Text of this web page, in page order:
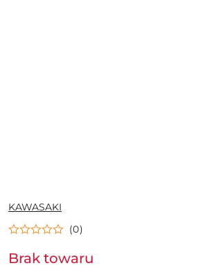
NAZWA
PRODUCENTA:
KAWASAKI
(0)
Brak towaru